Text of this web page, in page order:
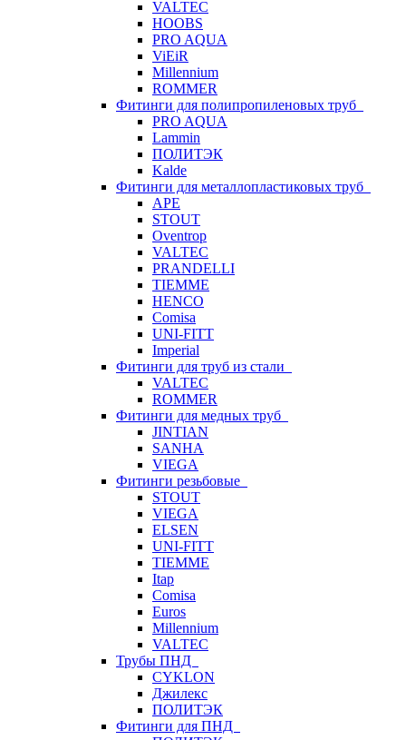
VALTEC
HOOBS
PRO AQUA
ViEiR
Millennium
ROMMER
Фитинги для полипропиленовых труб
PRO AQUA
Lammin
ПОЛИТЭК
Kalde
Фитинги для металлопластиковых труб
APE
STOUT
Oventrop
VALTEC
PRANDELLI
TIEMME
HENCO
Comisa
UNI-FITT
Imperial
Фитинги для труб из стали
VALTEC
ROMMER
Фитинги для медных труб
JINTIAN
SANHA
VIEGA
Фитинги резьбовые
STOUT
VIEGA
ELSEN
UNI-FITT
TIEMME
Itap
Comisa
Euros
Millennium
VALTEC
Трубы ПНД
CYKLON
Джилекс
ПОЛИТЭК
Фитинги для ПНД